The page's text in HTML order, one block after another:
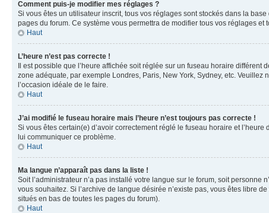
Comment puis-je modifier mes réglages ?
Si vous êtes un utilisateur inscrit, tous vos réglages sont stockés dans la
pages du forum. Ce système vous permettra de modifier tous vos réglages et
Haut
L’heure n’est pas correcte !
Il est possible que l’heure affichée soit réglée sur un fuseau horaire
zone adéquate, par exemple Londres, Paris, New York, Sydney, etc. Veuillez
l’occasion idéale de le faire.
Haut
J’ai modifié le fuseau horaire mais l’heure n’est toujours pas correcte !
Si vous êtes certain(e) d’avoir correctement réglé le fuseau horaire et
lui communiquer ce problème.
Haut
Ma langue n’apparaît pas dans la liste !
Soit l’administrateur n’a pas installé votre langue sur le forum, soit
vous souhaitez. Si l’archive de langue désirée n’existe pas, vous êtes libre
situés en bas de toutes les pages du forum).
Haut